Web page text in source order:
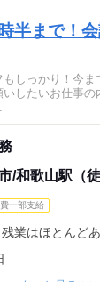
半まで！
しっかり！今
たいお仕事の
/和歌山駅（徒
一部支給
業はほとんどあ